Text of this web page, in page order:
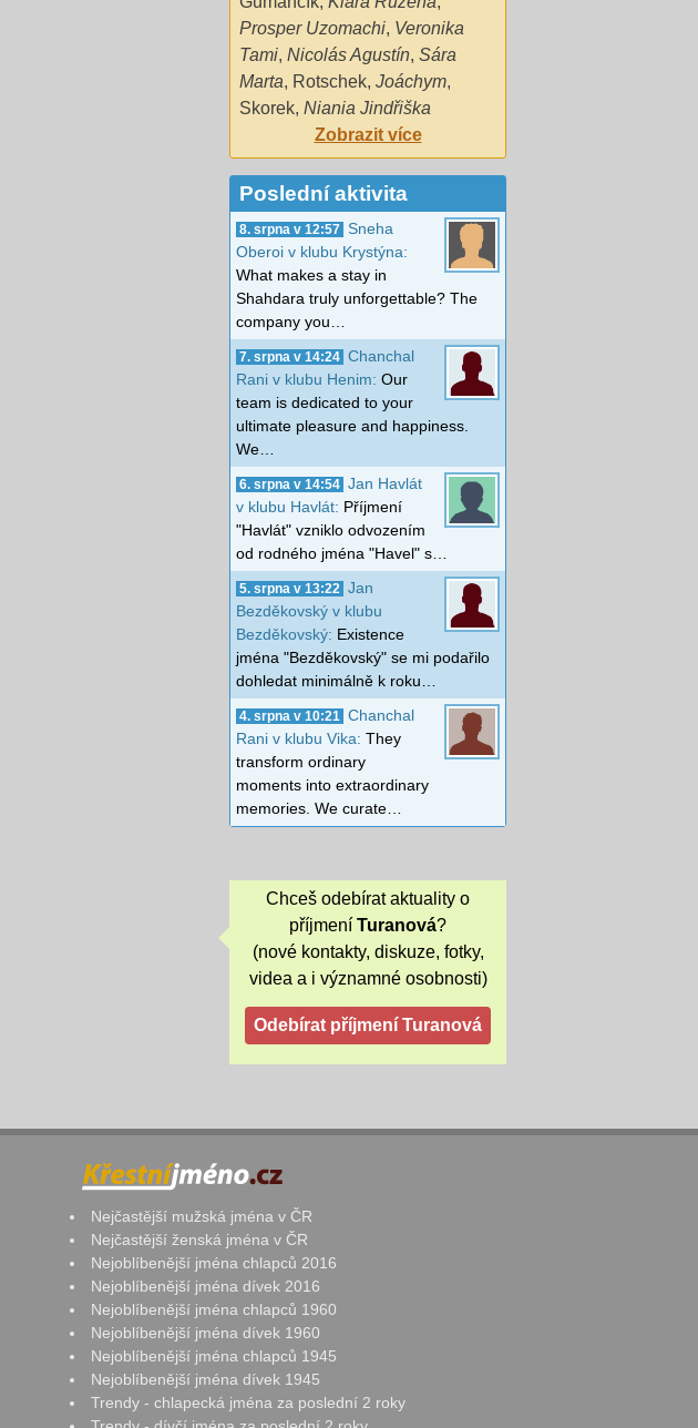
Prosper Uzomachi, Veronika
Tami, Nicolás Agustín, Sára
Marta, Rotschek, Joáchym,
Skorek, Niania Jindřiška
Zobrazit více
Poslední aktivita
8. srpna v 12:57
Sneha
Oberoi v klubu Krystýna:
What makes a stay in
Shahdara truly unforgettable? The
company you…
7. srpna v 14:24 Chanchal
Rani v klubu Henim: Our
team is dedicated to your
ultimate pleasure and happiness.
We…
6. srpna v 14:54 Jan Havlát
v klubu Havlát: Příjmení
"Havlát" vzniklo odvozením
od rodného jména "Havel" s…
5. srpna v 13:22
Jan
Bezděkovský v klubu
Bezděkovský: Existence
jména "Bezděkovský" se mi podařilo
dohledat minimálně k roku…
4. srpna v 10:21
Chanchal
Rani v klubu Vika: They
transform ordinary
moments into extraordinary
memories. We curate…
Chceš odebírat aktuality o
příjmení Turanová?
(nové kontakty, diskuze, fotky,
videa a i významné osobnosti)
Nejčastější mužská jména v ČR
Nejčastější ženská jména v ČR
Nejoblíbenější jména chlapců 2016
Nejoblíbenější jména dívek 2016
Nejoblíbenější jména chlapců 1960
Nejoblíbenější jména dívek 1960
Nejoblíbenější jména chlapců 1945
Nejoblíbenější jména dívek 1945
Trendy - chlapecká jména za poslední 2 roky